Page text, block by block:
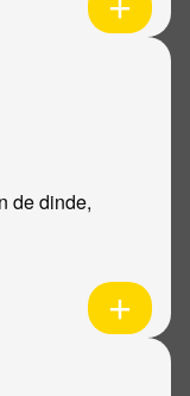
de dinde,